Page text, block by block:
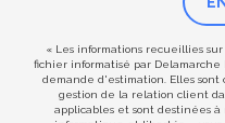
« Les informations recueillies
fichier informatisé par
demande d'estimation. Elles sont
gestion de la relation client
applicables et sont destinées à